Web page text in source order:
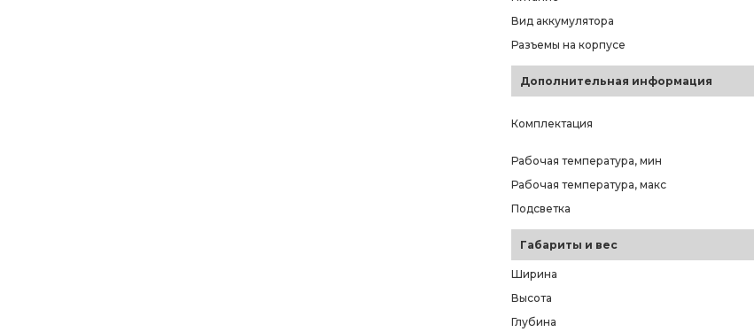
Вид аккумулятора
Разъемы на корпусе
Дополнительная информация
Комплектация
Рабочая температура, мин
Рабочая температура, макс
Подсветка
Габариты и вес
Ширина
Высота
Глубина